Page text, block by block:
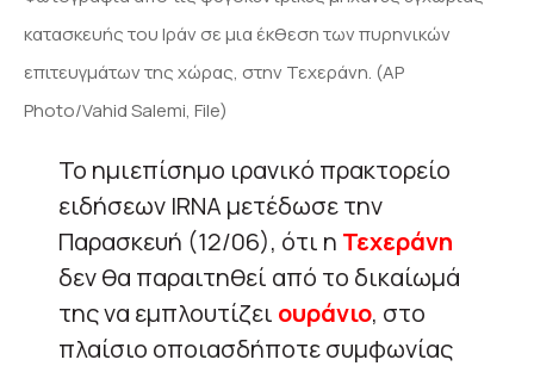
κατασκευής του Ιράν σε μια έκθεση των πυρηνικών
επιτευγμάτων της χώρας, στην Τεχεράνη. (AP
Photo/Vahid Salemi, File)
Το ημιεπίσημο ιρανικό πρακτορείο
ειδήσεων IRNA μετέδωσε την
Παρασκευή (12/06), ότι η Τεχεράνη
δεν θα παραιτηθεί από το δικαίωμά
της να εμπλουτίζει ουράνιο, στο
πλαίσιο οποιασδήποτε συμφωνίας